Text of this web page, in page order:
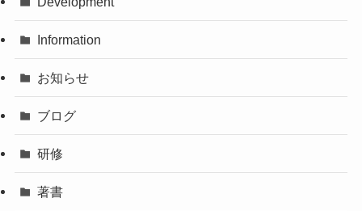
Information
お知らせ
ブログ
研修
著書